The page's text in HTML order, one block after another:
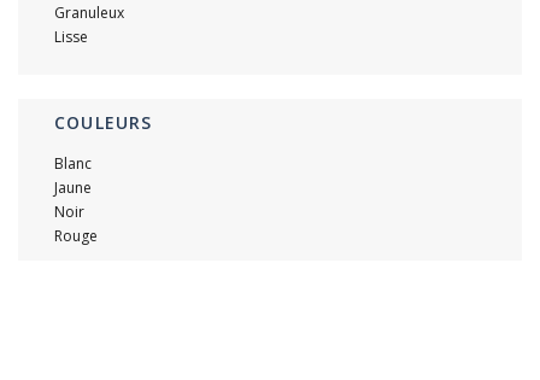
Granuleux
Lisse
COULEURS
Blanc
Jaune
Noir
Rouge